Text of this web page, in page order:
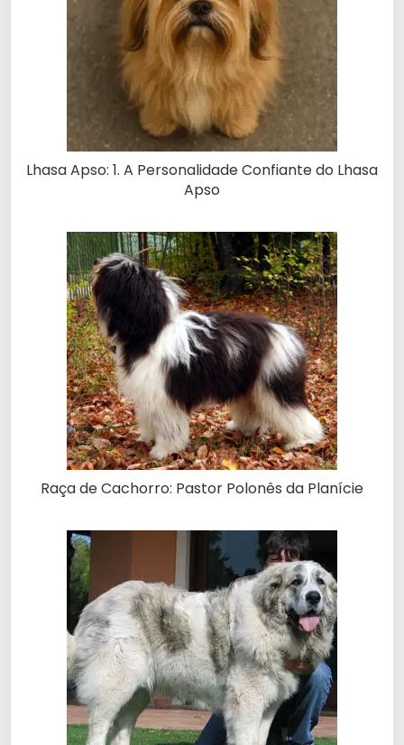
Lhasa Apso: 1. A Personalidade Confiante do Lhasa
Apso
Raça de Cachorro: Pastor Polonês da Planície